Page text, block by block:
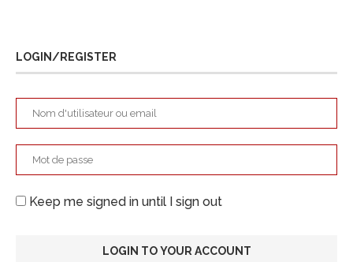
LOGIN/REGISTER
Keep me signed in until I sign out